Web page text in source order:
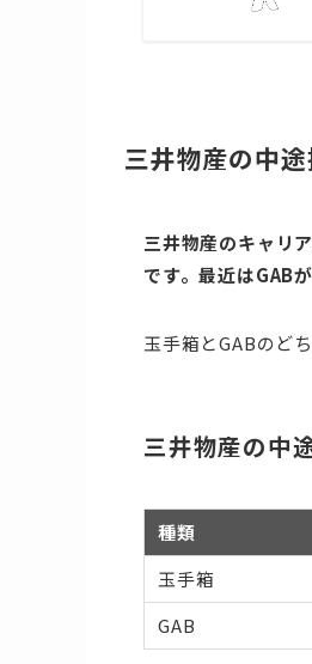
三井物産の中
三井物産のキャリ
です。最近はGAB
玉手箱とGABのど
三井物産の中
種類
玉手箱
GAB